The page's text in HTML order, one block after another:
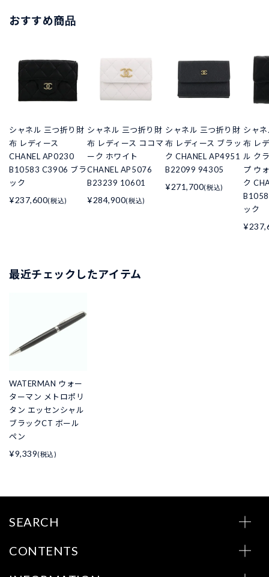
おすすめ商品
シャネル 三つ折り財
布 レディース
CHANEL AP0230
B10583 C3906 ブラ
ック
¥237,600(税込)
シャネル 三つ折り財
布 レディース ココマ
ーク ホワイト
CHANEL AP5076
B23239 10601
¥284,900(税込)
シャネル 三つ折り財
布 レディース ブラッ
ク CHANEL AP4951
B22099 94305
¥271,700(税込)
シャ
布 レ
ル ク
プ ウ
ク
ック
最近チェックしたアイテム
WATERMAN ウォー
ターマン メトロポリ
タン エッセンシャル
ブラックCT ボール
ペン
¥9,339(税込)
SEARCH
CONTENTS